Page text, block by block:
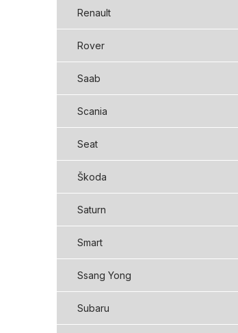
Renault
Rover
Saab
Scania
Seat
Škoda
Saturn
Smart
Ssang Yong
Subaru